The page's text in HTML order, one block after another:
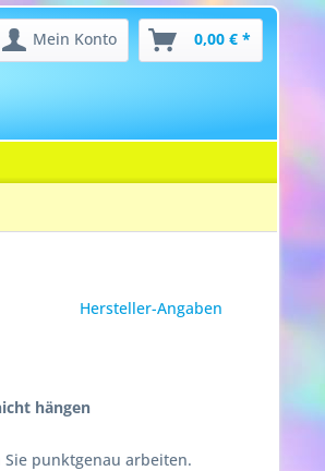
Mein Konto 0,00 € *
Hersteller-Angaben
hängen
punktgenau arbeiten.